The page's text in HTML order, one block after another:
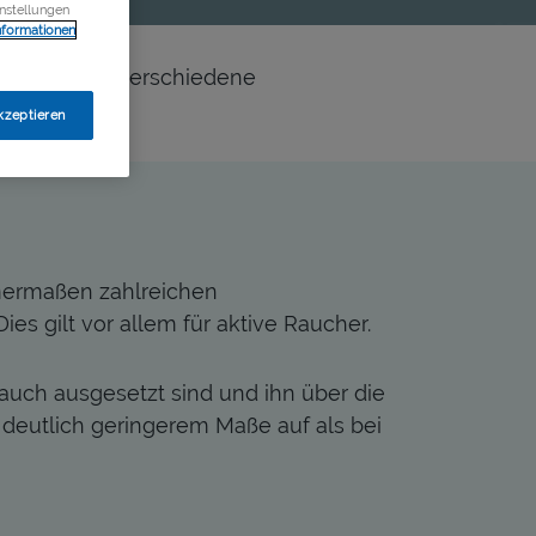
auch verschiedene
zahlreichen
gilt vor allem für aktive Raucher.
ausgesetzt sind und ihn über die
geringerem Maße auf als bei